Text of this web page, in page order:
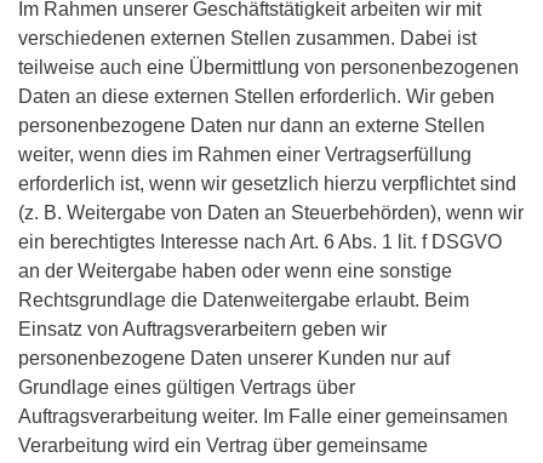
Im Rahmen unserer Geschäftstätigkeit arbeiten wir mit
verschiedenen externen Stellen zusammen. Dabei ist
teilweise auch eine Übermittlung von personenbezogenen
Daten an diese externen Stellen erforderlich. Wir geben
personenbezogene Daten nur dann an externe Stellen
weiter, wenn dies im Rahmen einer Vertragserfüllung
erforderlich ist, wenn wir gesetzlich hierzu verpflichtet sind
(z. B. Weitergabe von Daten an Steuerbehörden), wenn wir
ein berechtigtes Interesse nach Art. 6 Abs. 1 lit. f DSGVO
an der Weitergabe haben oder wenn eine sonstige
Rechtsgrundlage die Datenweitergabe erlaubt. Beim
Einsatz von Auftragsverarbeitern geben wir
personenbezogene Daten unserer Kunden nur auf
Grundlage eines gültigen Vertrags über
Auftragsverarbeitung weiter. Im Falle einer gemeinsamen
Verarbeitung wird ein Vertrag über gemeinsame